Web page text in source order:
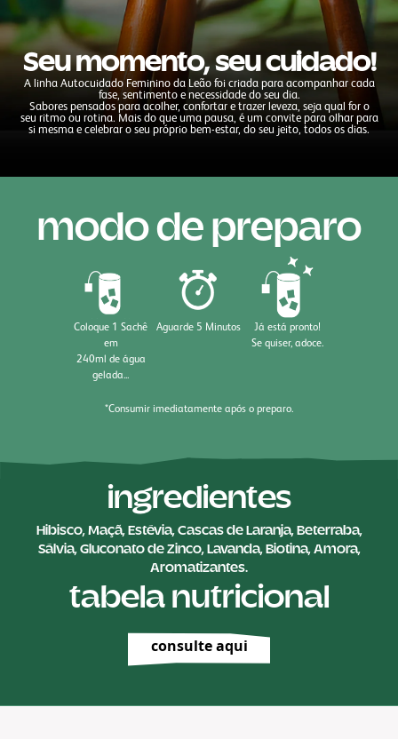
Seu momento, seu cuidado!
A linha Autocuidado Feminino da Leão foi criada para acompanhar cada
fase, sentimento e necessidade do seu dia.
Sabores pensados para acolher, confortar e trazer leveza, seja qual for o
seu ritmo ou rotina. Mais do que uma pausa, é um convite para olhar para
si mesma e celebrar o seu próprio bem-estar, do seu jeito, todos os dias.
modo de preparo
Coloque 1 Sachê
em
240ml de água
gelada...
Aguarde 5 Minutos
Já está pronto!
Se quiser, adoce.
*Consumir imediatamente após o preparo.
ingredientes
Hibisco, Maçã, Estévia, Cascas de Laranja, Beterraba,
Sálvia, Gluconato de Zinco, Lavanda, Biotina, Amora,
Aromatizantes.
tabela nutricional
consulte aqui